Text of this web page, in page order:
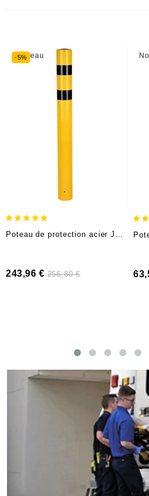
Nouveau
-5%
Poteau de protection acier Jaune/Noir (H 160cm, Ø15,9cm), à sceller
Prix
243,96 € Prix
256,80 €